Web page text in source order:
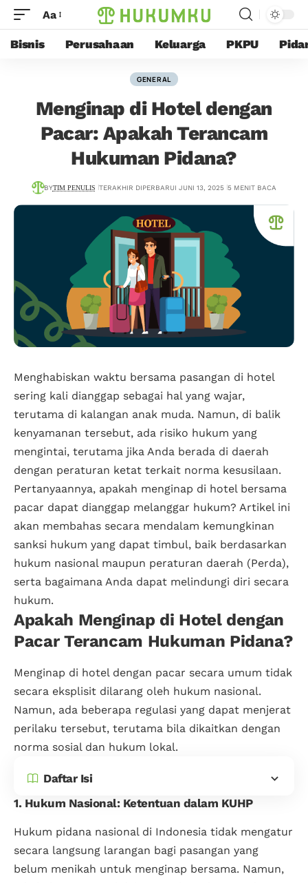
Aa
Bisnis Perusahaan Keluarga PKPU
GENERAL
Menginap di Hotel dengan
Pacar: Apakah Terancam
Hukuman Pidana?
BYTIM PENULIS TERAKHIR DIPERBARUI JUNI 13, 2025 5 MENIT BACA
Menghabiskan waktu bersama pasangan di hotel
sering kali dianggap sebagai hal yang wajar,
terutama di kalangan anak muda. Namun, di balik
kenyamanan tersebut, ada risiko hukum yang
mengintai, terutama jika Anda berada di daerah
dengan peraturan ketat terkait norma kesusilaan.
Pertanyaannya, apakah menginap di hotel bersama
pacar dapat dianggap melanggar hukum? Artikel ini
akan membahas secara mendalam kemungkinan
sanksi hukum yang dapat timbul, baik berdasarkan
hukum nasional maupun peraturan daerah (Perda),
serta bagaimana Anda dapat melindungi diri secara
hukum.
Apakah Menginap di Hotel dengan
Pacar Terancam Hukuman Pidana?
Menginap di hotel dengan pacar secara umum tidak
secara eksplisit dilarang oleh hukum nasional.
Namun, ada beberapa regulasi yang dapat menjerat
perilaku tersebut, terutama bila dikaitkan dengan
norma sosial dan hukum lokal.
Daftar Isi
1. Hukum Nasional: Ketentuan dalam KUHP
Hukum pidana nasional di Indonesia tidak mengatur
secara langsung larangan bagi pasangan yang
belum menikah untuk menginap bersama. Namun,